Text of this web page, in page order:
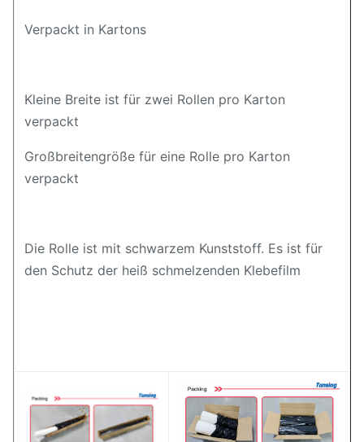
Verpackt in Kartons
Kleine Breite ist für zwei Rollen pro Karton
verpackt
Großbreitengröße für eine Rolle pro Karton
verpackt
Die Rolle ist mit schwarzem Kunststoff. Es ist für
den Schutz der heiß schmelzenden Klebefilm